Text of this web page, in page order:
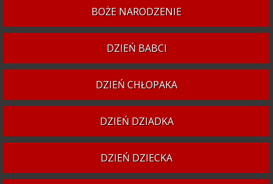
BOŻE NARODZENIE
DZIEŃ BABCI
DZIEŃ CHŁOPAKA
DZIEŃ DZIADKA
DZIEŃ DZIECKA